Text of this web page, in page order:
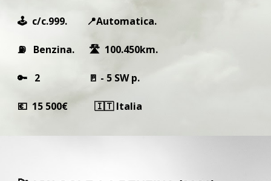
🕹 c/c.999. 📍Automatica.
⛽️ Benzina. 🛣 100.450km.
🔑 2 🚪 - 5 SW p.
💶 15 500€ 🇮🇹 Italia